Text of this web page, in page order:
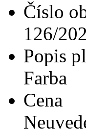
Číslo
126/
Popis
Farba
Cena